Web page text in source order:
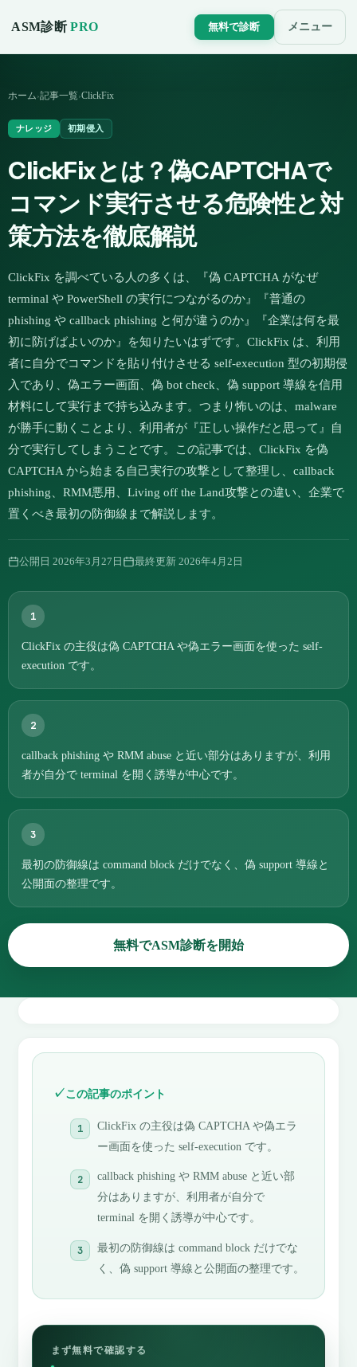
ASM診断PRO 無料で診断 メニュー
ホーム›記事一覧›ClickFix
ナレッジ 初期侵入
ClickFixとは？偽CAPTCHAで
コマンド実行させる危険性と対
策方法を徹底解説
ClickFix を調べている人の多くは、『偽 CAPTCHA がなぜ
terminal や PowerShell の実行につながるのか』『普通の
phishing や callback phishing と何が違うのか』『企業は何を最
初に防げばよいのか』を知りたいはずです。ClickFix は、利用
者に自分でコマンドを貼り付けさせる self-execution 型の初期侵
入であり、偽エラー画面、偽 bot check、偽 support 導線を信用
材料にして実行まで持ち込みます。つまり怖いのは、malware
が勝手に動くことより、利用者が『正しい操作だと思って』自
分で実行してしまうことです。この記事では、ClickFix を偽
CAPTCHA から始まる自己実行の攻撃として整理し、callback
phishing、RMM悪用、Living off the Land攻撃との違い、企業で
置くべき最初の防御線まで解説します。
公開日 2026年3月27日 最終更新 2026年4月2日
1
ClickFix の主役は偽 CAPTCHA や偽エラー画面を使った self-
execution です。
2
callback phishing や RMM abuse と近い部分はありますが、利用
者が自分で terminal を開く誘導が中心です。
3
最初の防御線は command block だけでなく、偽 support 導線と
公開面の整理です。
無料でASM診断を開始
この記事のポイント
ClickFix の主役は偽 CAPTCHA や偽エラ
ー画面を使った self-execution です。
callback phishing や RMM abuse と近い部
分はありますが、利用者が自分で
terminal を開く誘導が中心です。
最初の防御線は command block だけでな
く、偽 support 導線と公開面の整理です。
まず無料で確認する